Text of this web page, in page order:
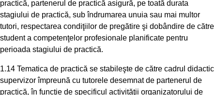
practică, partenerul de practică asigură, pe toată durata
stagiului de practică, sub îndrumarea unuia sau mai multor
tutori, respectarea condiţiilor de pregătire şi dobândire de către
student a competenţelor profesionale planificate pentru
perioada stagiului de practică.
1.14 Tematica de practică se stabileşte de către cadrul didactic
supervizor împreună cu tutorele desemnat de partenerul de
practică, în funcţie de specificul activităţii organizatorului de